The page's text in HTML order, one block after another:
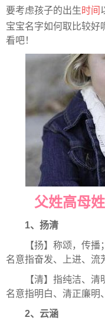
要考虑孩子的出生时间
宝宝名字如何取比较好
看吧！
父姓高母
1、扬清
【扬】称颂，传
名意指奋发、上进、流
【清】指纯洁、
名意指明白、清正廉明
2、云涵